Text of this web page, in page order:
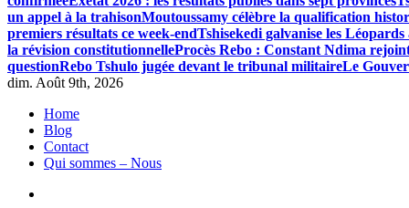
un appel à la trahisonMoutoussamy célèbre la qualification
premiers résultats ce week-endTshisekedi galvanise les
la révision constitutionnelleProcès Rebo : Constant Ndima
questionRebo Tshulo jugée devant le tribunal militaireLe
dim. Août 9th, 2026
Groupe Aigle Médias
Aigle-actu
Home
Blog
Contact
Qui sommes – Nous